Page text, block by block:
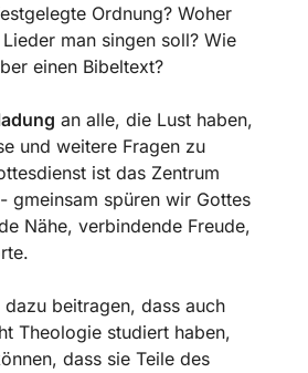
Ordnung? Woher
man singen soll? Wie
einen Bibeltext?
an alle, die Lust haben,
und weitere Fragen zu
ist das Zentrum
gmeinsam spüren wir Gottes
Nähe, verbindende Freude,
beitragen, dass auch
Theologie studiert haben,
dass sie Teile des